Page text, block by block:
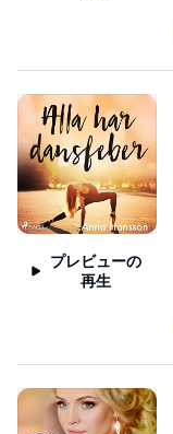
プレビューの
再生